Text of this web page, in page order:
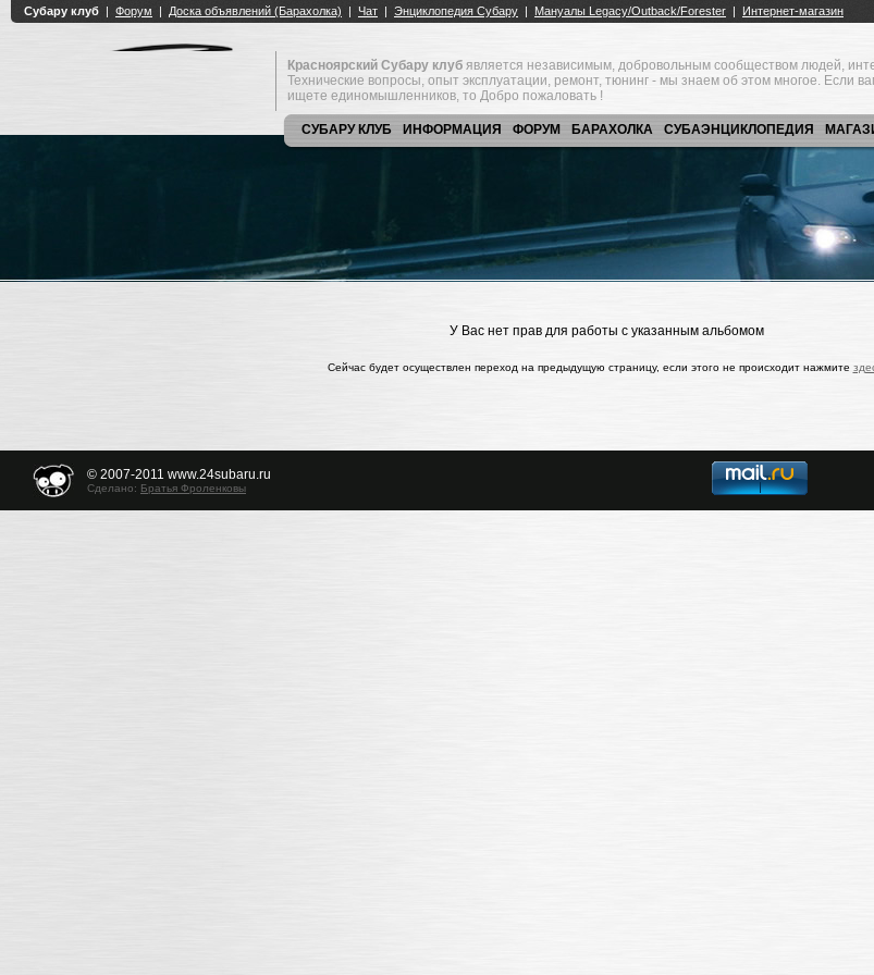
Красноярский Субару клуб является независимым, добровольным сообществом людей,
Технические вопросы, опыт эксплуатации, ремонт, тюнинг - мы знаем об этом многое. Если
ищете единомышленников, то Добро пожаловать !
СУБАРУ КЛУБ ИНФОРМАЦИЯ ФОРУМ БАРАХОЛКА СУБАЭНЦИКЛОПЕДИЯ
У Вас нет прав для работы с указанным альбомом
Сейчас будет осуществлен переход на предыдущую страницу, если этого не происходит нажмите
© 2007-2011 www.24subaru.ru
Сделано: Братья Фроленковы